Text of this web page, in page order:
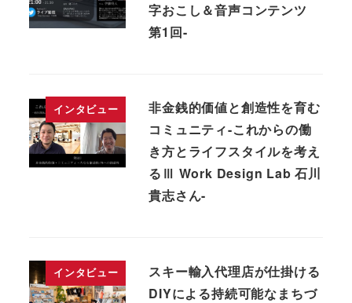
字おこし＆音声コンテンツ
第1回-
インタビュー
非金銭的価値と創造性を育む
コミュニティ-これからの働
き方とライフスタイルを考え
るⅢ Work Design Lab 石川
貴志さん-
インタビュー
スキー輸入代理店が仕掛ける
DIYによる持続可能なまちづ